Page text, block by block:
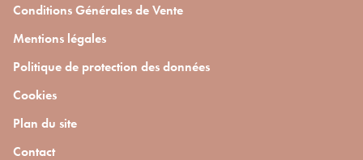
Conditions Générales de Vente
Mentions légales
Politique de protection des données
Cookies
Plan du site
Contact